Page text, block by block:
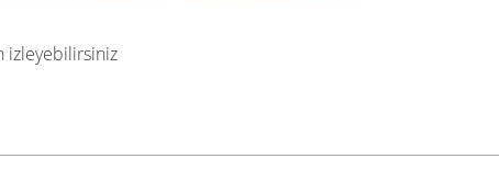
izleyebilirsiniz